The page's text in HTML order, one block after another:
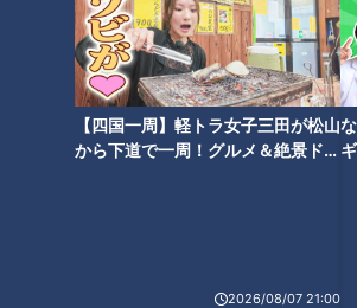
【四国一周】軽トラ女子三田が松山
から下道で一周！グルメ＆絶景ドラ
2026/08/07 21:00
フェイスシールドで化石掘り
に！？ 百均で買った商品の意外
マスク会
マスクで